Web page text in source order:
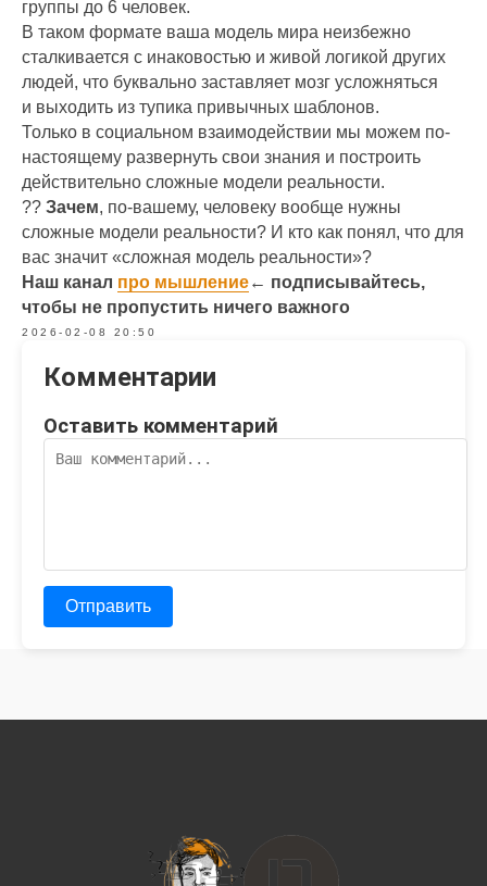
группы до 6 человек.
В таком формате ваша модель мира неизбежно
сталкивается с инаковостью и живой логикой других
людей, что буквально заставляет мозг усложняться
и выходить из тупика привычных шаблонов.
Только в социальном взаимодействии мы можем по-
настоящему развернуть свои знания и построить
действительно сложные модели реальности.
?? Зачем, по-вашему, человеку вообще нужны
сложные модели реальности? И кто как понял, что для
вас значит «сложная модель реальности»?
Наш канал про мышление← подписывайтесь,
чтобы не пропустить ничего важного
2026-02-08 20:50
Комментарии
Оставить комментарий